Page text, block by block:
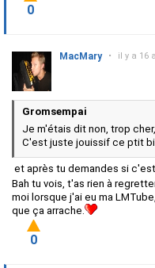
0
MacMary • il y a 16
Gromsempai
Je m'étais dit non, trop
C'est juste jouissif ce ptit
et après tu demandes si
Bah tu vois, t'as rien à
moi lorsque j'ai eu ma
que ça arrache.
0